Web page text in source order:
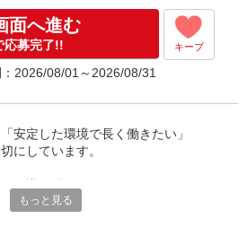
面へ進む
応募完了!! キープ
2026/08/01～2026/08/31
安定した環境で長く働きたい」
にしています。
連絡をすること、前向きに仕事へ取り
もっと見る